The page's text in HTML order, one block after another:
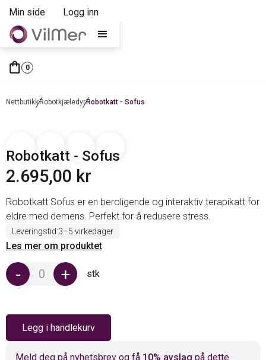
Min side Logg inn
shopping_bagag
0
NettbutikkRobotkjæledyrRobotkatt - Sofus
Robotkatt - Sofus
2.695,00 kr
Robotkatt Sofus er en beroligende og interaktiv terapikatt for
eldre med demens. Perfekt for å redusere stress.
Leveringstid:3–5 virkedager
Les mer om produktet
- + stk
Legg i handlekurv
Meld deg på nyhetsbrev og få 10% avslag på dette